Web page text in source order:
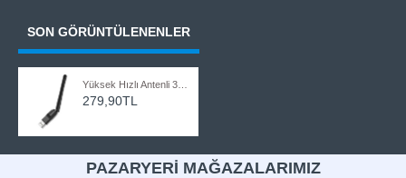
SON GÖRÜNTÜLENENLER
Yüksek Hızlı Antenli 300 MBPS IP Uydu Alıcı Uyumlu USB Wifi Adaptör
279,90TL
PAZARYERİ MAĞAZALARIMIZ